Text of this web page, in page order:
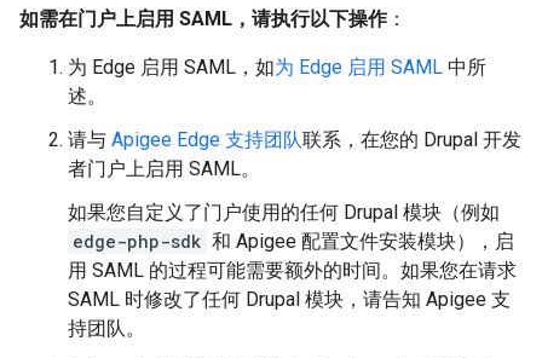
如需在门户上启用 SAML，请执行以下操作：
为 Edge 启用 SAML，如为 Edge 启用 SAML 中所
述。
请与 Apigee Edge 支持团队联系，在您的 Drupal 开发
者门户上启用 SAML。
如果您自定义了门户使用的任何 Drupal 模块（例如
edge-php-sdk 和 Apigee 配置文件安装模块），启
用 SAML 的过程可能需要额外的时间。如果您在请求
SAML 时修改了任何 Drupal 模块，请告知 Apigee 支
持团队。